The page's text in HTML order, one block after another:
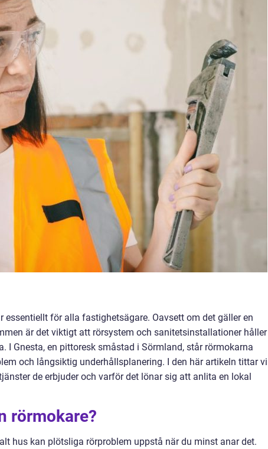
essentiellt för alla fastighetsägare. Oavsett om det gäller en
är det viktigt att rörsystem och sanitetsinstallationer håller
I Gnesta, en pittoresk småstad i Sörmland, står rörmokarna
och långsiktig underhållsplanering. I den här artikeln tittar vi
de erbjuder och varför det lönar sig att anlita en lokal
rörmokare?
hus kan plötsliga rörproblem uppstå när du minst anar det.